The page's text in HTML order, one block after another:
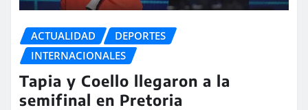
ACTUALIDAD
DEPORTES
INTERNACIONALES
Tapia y Coello llegaron a la
semifinal en Pretoria